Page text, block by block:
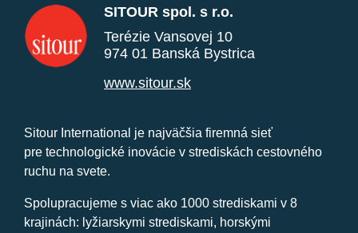
SITOUR spol. s r.o.
Terézie Vansovej 10
974 01 Banská Bystrica
www.sitour.sk
Sitour International je najväčšia firemná sieť
pre technologické inovácie v strediskách cestovného
ruchu na svete.
Spolupracujeme s viac ako 1000 strediskami v 8
krajinách: lyžiarskymi strediskami, horskými